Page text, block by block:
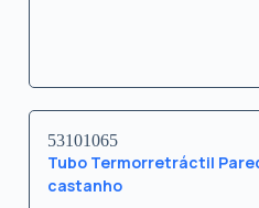
53101065
Tubo Termorretráctil
castanho